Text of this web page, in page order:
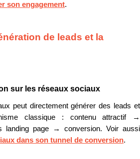
son engagement.
de leads et la
sur les réseaux sociaux
peut directement générer des leads et
classique : contenu attractif →
landing page → conversion. Voir aussi
dans son tunnel de conversion.